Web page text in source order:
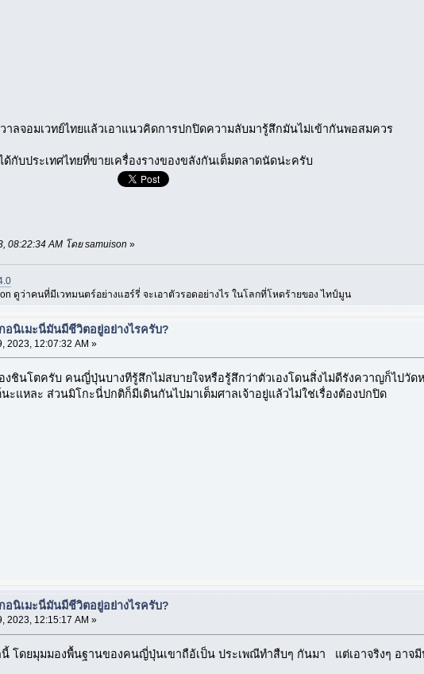
าลจอมเวทย์ไทยแล้วเอาแนวคิดการปกปิดความลับมารู้สึกมันไม่เข้ากันพอสมควร
กับประเทศไทยที่ขายเครื่องรางของขลังกันเต็มตลาดนัดน่ะครับ
08:22:34 AM โดย samuison »
ดูว่าคนที่มีเวทมนตร์อย่างแฮร์รี่ จะเอาตัวรอดอย่างไร ในโลกที่โหดร้ายของ ไทป์มูน
อนิเมะนี่มันมีชีวิตอยู่อย่างไรครับ?
2023, 12:07:32 AM »
งชินโตครับ คนญี่ปุ่นบางทีรู้สึกไม่สบายใจหรือรู้สึกว่าตัวเองโดนสิ่งไม่ดีรังควาญก็ไปวั
ะแหละ ส่วนมิโกะนี่ปกติก็มีเดินกันไปมาเต็มศาลเจ้าอยู่แล้วไม่ใช่เรื่องต้องปกปิด
อนิเมะนี่มันมีชีวิตอยู่อย่างไรครับ?
2023, 12:15:17 AM »
นี้ โดยมุมมองพื้นฐานของคนญี่ปุ่นเขาถือ้เป็น ประเพณีทำสืบๆ กันมา แต่เอาจริงๆ อาจ